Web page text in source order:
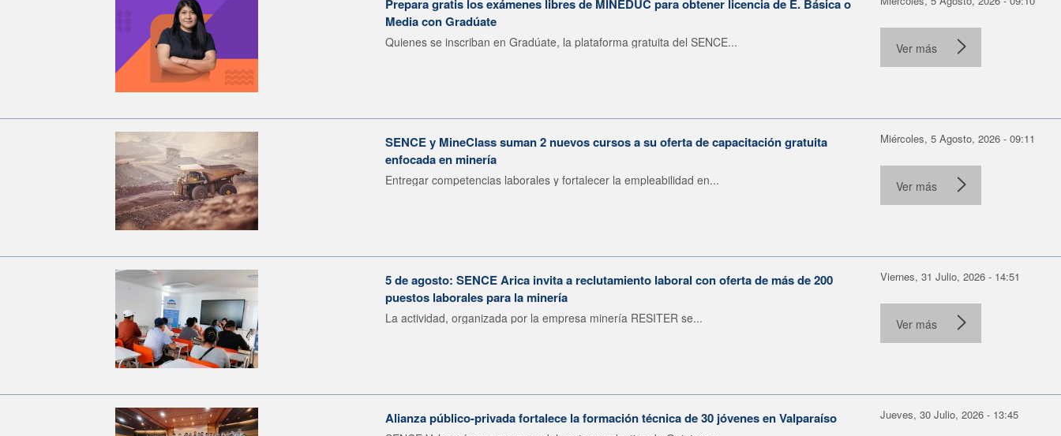
Prepara gratis los exámenes libres de MINEDUC para obtener licencia de E. Básica o
Media con Gradúate
Quienes se inscriban en Gradúate, la plataforma gratuita del SENCE... Ver más
SENCE y MineClass suman 2 nuevos cursos a su oferta de capacitación gratuita
enfocada en minería
Entregar competencias laborales y fortalecer la empleabilidad en...
Miércoles, 5 Agosto, 2026 - 09:11
Ver más
5 de agosto: SENCE Arica invita a reclutamiento laboral con oferta de más de 200
puestos laborales para la minería
La actividad, organizada por la empresa minería RESITER se...
Viernes, 31 Julio, 2026 - 14:51
Ver más
Alianza público-privada fortalece la formación técnica de 30 jóvenes en Valparaíso Jueves, 30 Julio, 2026 - 13:45